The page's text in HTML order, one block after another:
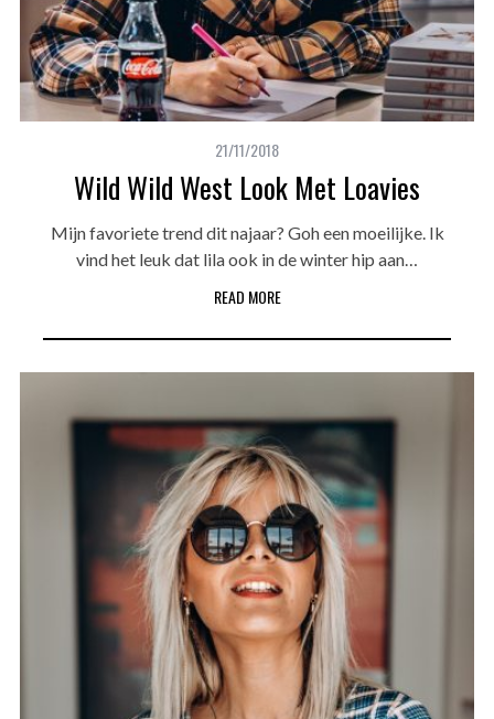
21/11/2018
Wild Wild West Look Met Loavies
Mijn favoriete trend dit najaar? Goh een moeilijke. Ik
vind het leuk dat lila ook in de winter hip aan…
READ MORE